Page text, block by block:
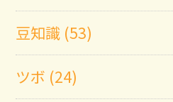
豆知識 (53)
ツボ (24)